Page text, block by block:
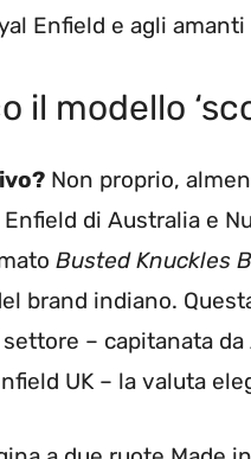
Enfield e agli
il modello
Non proprio,
di Australia e
Busted Knuckles
brand indiano.
– capitanata da
UK – la valuta